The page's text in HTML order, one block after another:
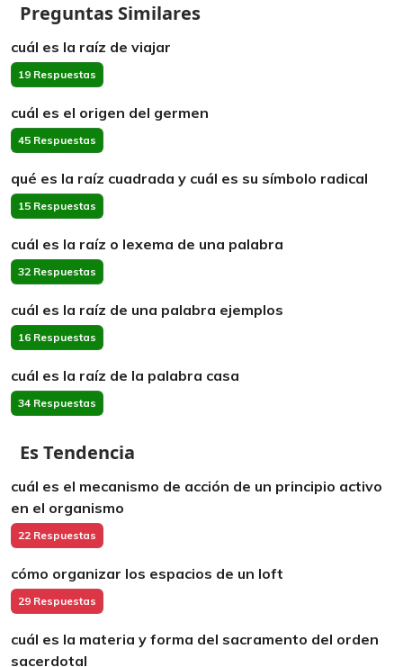
Preguntas Similares
cuál es la raíz de viajar
19 Respuestas
cuál es el origen del germen
45 Respuestas
qué es la raíz cuadrada y cuál es su símbolo radical
15 Respuestas
cuál es la raíz o lexema de una palabra
32 Respuestas
cuál es la raíz de una palabra ejemplos
16 Respuestas
cuál es la raíz de la palabra casa
34 Respuestas
Es Tendencia
cuál es el mecanismo de acción de un principio activo
en el organismo
22 Respuestas
cómo organizar los espacios de un loft
29 Respuestas
cuál es la materia y forma del sacramento del orden
sacerdotal